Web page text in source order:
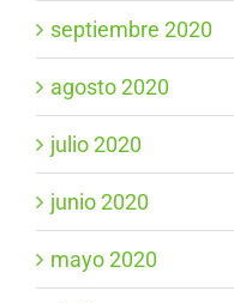
septiembre 2020
agosto 2020
julio 2020
junio 2020
mayo 2020